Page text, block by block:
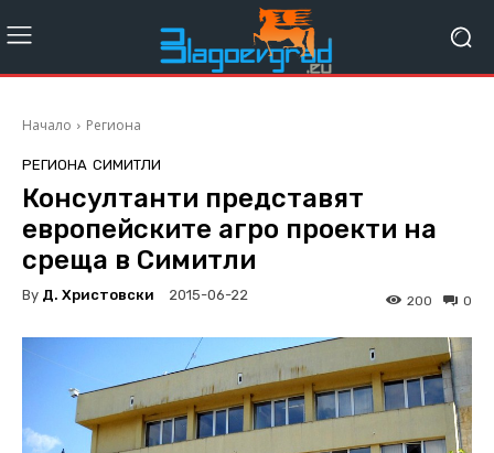
Начало Региона
РЕГИОНА СИМИТЛИ
Консултанти представят
европейските агро проекти на
среща в Симитли
By Д. Христовски 2015-06-22 0
200